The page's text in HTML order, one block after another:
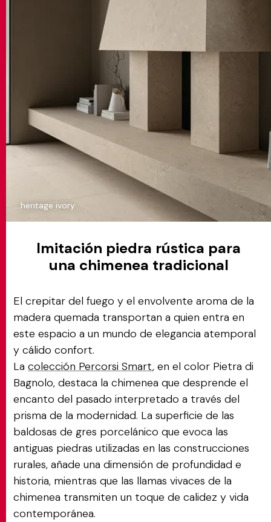
heritage ivory
Imitación piedra rústica para
una chimenea tradicional
El crepitar del fuego y el envolvente aroma de la
madera quemada transportan a quien entra en
este espacio a un mundo de elegancia atemporal
y cálido confort.
La colección Percorsi Smart, en el color Pietra di
Bagnolo, destaca la chimenea que desprende el
encanto del pasado interpretado a través del
prisma de la modernidad. La superficie de las
baldosas de gres porcelánico que evoca las
antiguas piedras utilizadas en las construcciones
rurales, añade una dimensión de profundidad e
historia, mientras que las llamas vivaces de la
chimenea transmiten un toque de calidez y vida
contemporánea.